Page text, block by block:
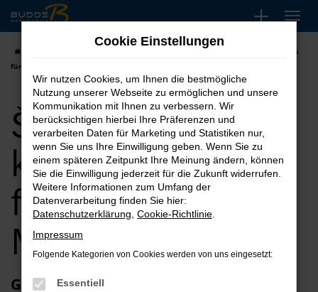
Zum
Hauptinhalt
springen
Škoda Scala kaufen, leasen, finanzieren
für Menden
Škoda Scala
kaufen, leasen,
finanzieren für
Menden
Glückwunsch zum Škoda Scala in
Cookie Einstellungen
Wir nutzen Cookies, um Ihnen die bestmögliche
Nutzung unserer Webseite zu ermöglichen und unsere
Kommunikation mit Ihnen zu verbessern. Wir
berücksichtigen hierbei Ihre Präferenzen und
verarbeiten Daten für Marketing und Statistiken nur,
wenn Sie uns Ihre Einwilligung geben. Wenn Sie zu
einem späteren Zeitpunkt Ihre Meinung ändern, können
Sie die Einwilligung jederzeit für die Zukunft widerrufen.
Weitere Informationen zum Umfang der
Datenverarbeitung finden Sie hier:
Datenschutzerklärung Cookie-Richtlinie
Impressum
Folgende Kategorien von Cookies werden von uns eingesetzt:
Essentiell